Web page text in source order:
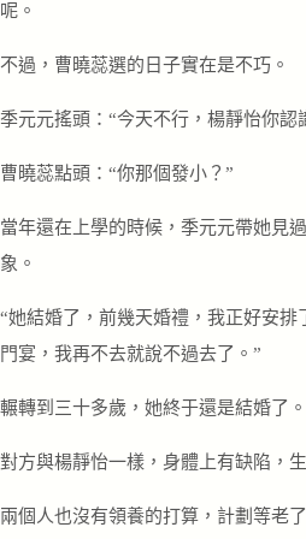
呢。
不過，曹曉蕊選的日子實在是不巧。
季元元搖頭：“今天不行，楊靜怡你認
曹曉蕊點頭：“你那個發小？”
當年還在上學的時候，季元元帶她見
象。
“她結婚了，前幾天婚禮，我正好安排
門宴，我再不去就說不過去了。”
輾轉到三十多歲，她終于還是結婚了。
對方與楊靜怡一樣，身體上有缺陷，
兩個人也沒有領養的打算，計劃等老